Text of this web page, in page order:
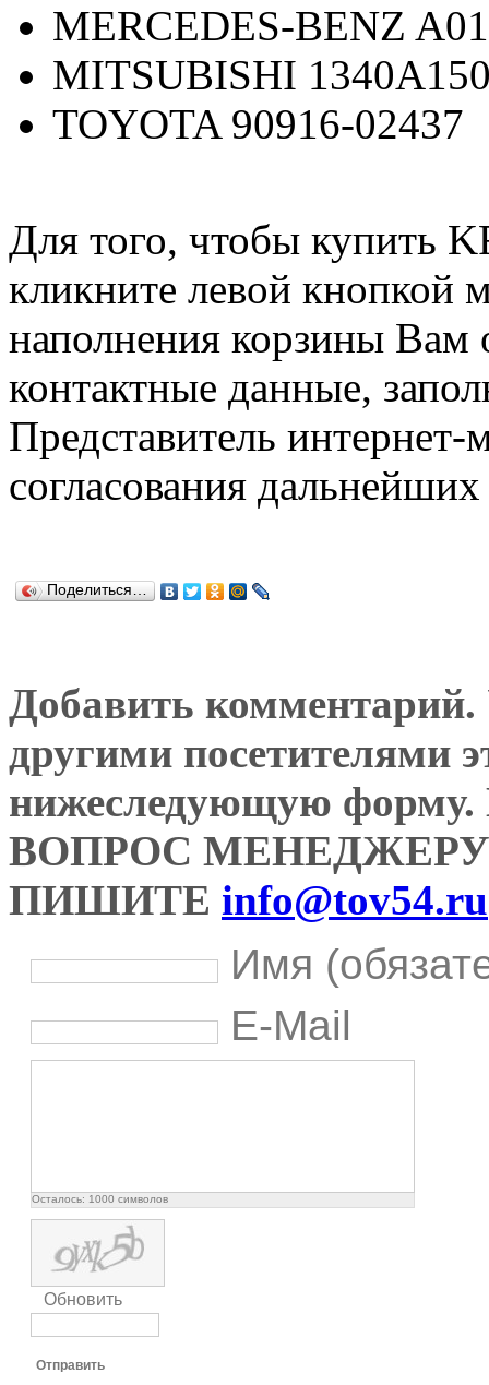
MERCEDES-BENZ
MITSUBISHI
TOYOTA 90916-02437
Для того, чтобы купить
кликните левой
наполнения корзины Вам
контактные данные,
Представитель
согласования
Поделиться…
Добавить комментарий.
другими посетителями
нижеследующую
ВОПРОС
ПИШИТЕ info@tov54.ru
Имя
E-Mail
Осталось: 1000 символов
Обновить
Отправить